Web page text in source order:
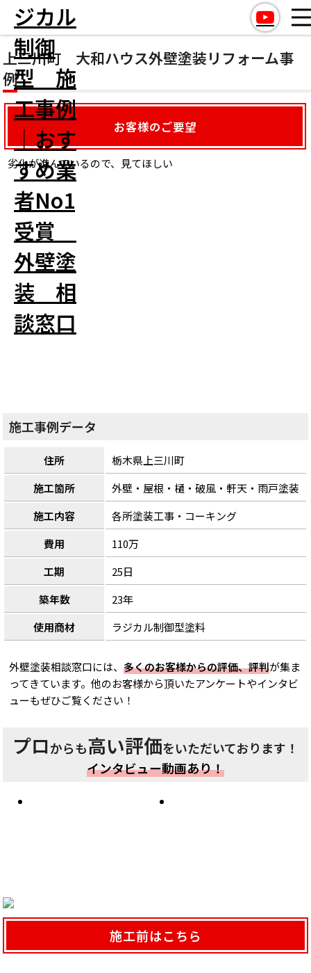
HOME施工事例
上三川町 大和ハ
ウス外壁塗装リフォーム事例
上三川町 大和ハウス外壁塗装リフォーム事
例
お客様のご要望
劣化が進んでいるので、見てほしい
施工事例データ
住所
栃木県上三川町
施工箇所
外壁・屋根・樋・破風・軒天・雨戸塗装
施工内容
各所塗装工事・コーキング
費用
110万
工期
25日
築年数
23年
使用商材
ラジカル制御型塗料
外壁塗装相談窓口には、多くのお客様からの評価、評判が集ま
ってきています。他のお客様から頂いたアンケートやインタビ
ューもぜひご覧ください！
プロからも高い評価をいただいております！
インタビュー動画あり！
施工前はこちら